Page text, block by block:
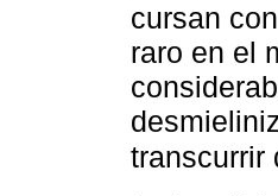
cursan
raro en el
transcurrir